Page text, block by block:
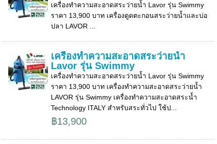
เครื่องทำความสะอาดสระว่ายน้ำ Lavor รุ่น Swimmy
ราคา 13,900 บาท เครื่องดูดตะกอนสระว่ายน้ำและบ่อ
ปลา LAVOR ...
เครื่องทำความสะอาดสระว่ายน้ำ
Lavor รุ่น Swimmy
เครื่องทำความสะอาดสระว่ายน้ำ Lavor รุ่น Swimmy
ราคา 13,900 บาท เครื่องทำความสะอาดสระว่ายน้ำ
LAVOR รุ่น Swimmy เครื่องทำความสะอาดสระน้ำ
Technology ITALY สำหรับสระทั่วไป ใช้ป...
฿13,900